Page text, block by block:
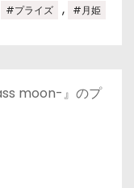
#プライズ , #月姫
moon-』のプ